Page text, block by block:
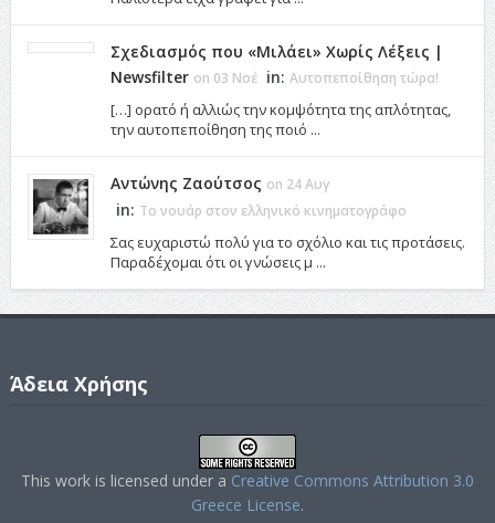
Σχεδιασμός που «Μιλάει» Χωρίς Λέξεις |
Newsfilter on 03 Νοέ in: Αυτοπεποίθηση τώρα!
[…] ορατό ή αλλιώς την κομψότητα της απλότητας,
την αυτοπεποίθηση της ποιό ...
Αντώνης Ζαούτσος on 24 Αυγ
in: Το νουάρ στον ελληνικό κινηματογράφο
Σας ευχαριστώ πολύ για το σχόλιο και τις προτάσεις.
Παραδέχομαι ότι οι γνώσεις μ ...
Άδεια Χρήσης
This work is licensed under a Creative Commons Attribution 3.0
Greece License.